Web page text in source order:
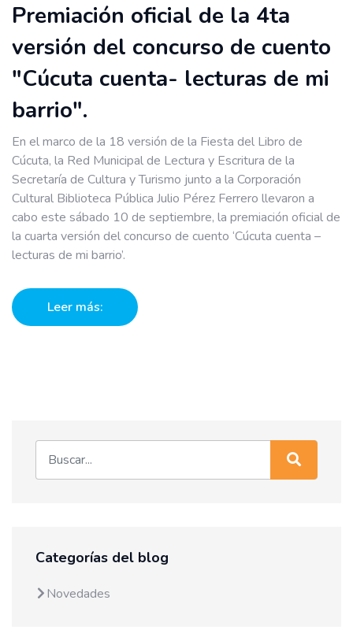
Premiación oficial de la 4ta
versión del concurso de cuento
"Cúcuta cuenta- lecturas de mi
barrio".
En el marco de la 18 versión de la Fiesta del Libro de
Cúcuta, la Red Municipal de Lectura y Escritura de la
Secretaría de Cultura y Turismo junto a la Corporación
Cultural Biblioteca Pública Julio Pérez Ferrero llevaron a
cabo este sábado 10 de septiembre, la premiación oficial de
la cuarta versión del concurso de cuento ‘Cúcuta cuenta –
lecturas de mi barrio’.
Leer más:
Categorías del blog
Novedades